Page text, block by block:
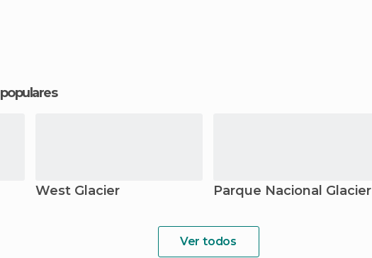
West Glacier Parque Nacional Glacier
Ver todos